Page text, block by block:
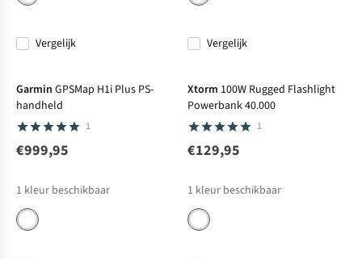
Vergelijk Vergelijk
Garmin GPSMap H1i Plus PS-
handheld
1
€999,95
1 kleur beschikbaar
Net binnen
Xtorm 100W Rugged Flashlight
Powerbank 40.000
1
€129,95
1 kleur beschikbaar